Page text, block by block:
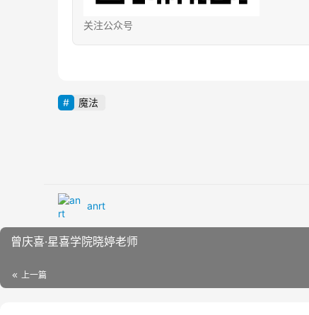
关注公众号
魔法
anrt
曾庆喜·星喜学院晓婷老师
上一篇